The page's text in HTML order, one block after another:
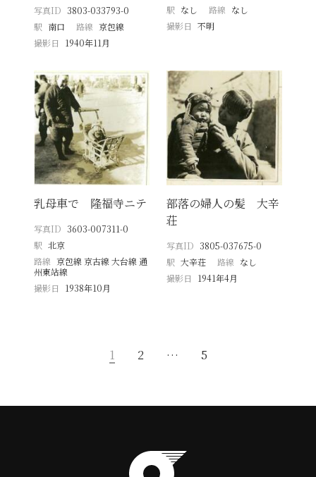
写真ID 3803-033793-0
駅 南口 路線 京包線
撮影日
1940年11月
駅 なし 路線 なし
撮影日 不明
乳母車で 隆福寺ニテ
写真ID 3603-007311-0
駅 北京
路線 京包線 京古線 大台線 通
州東站線
撮影日
1938年10月
部落の婦人の髪 大辛
荘
写真ID 3805-037675-0
駅 大辛荘 路線 なし
撮影日
1941年4月
1 2 … 5